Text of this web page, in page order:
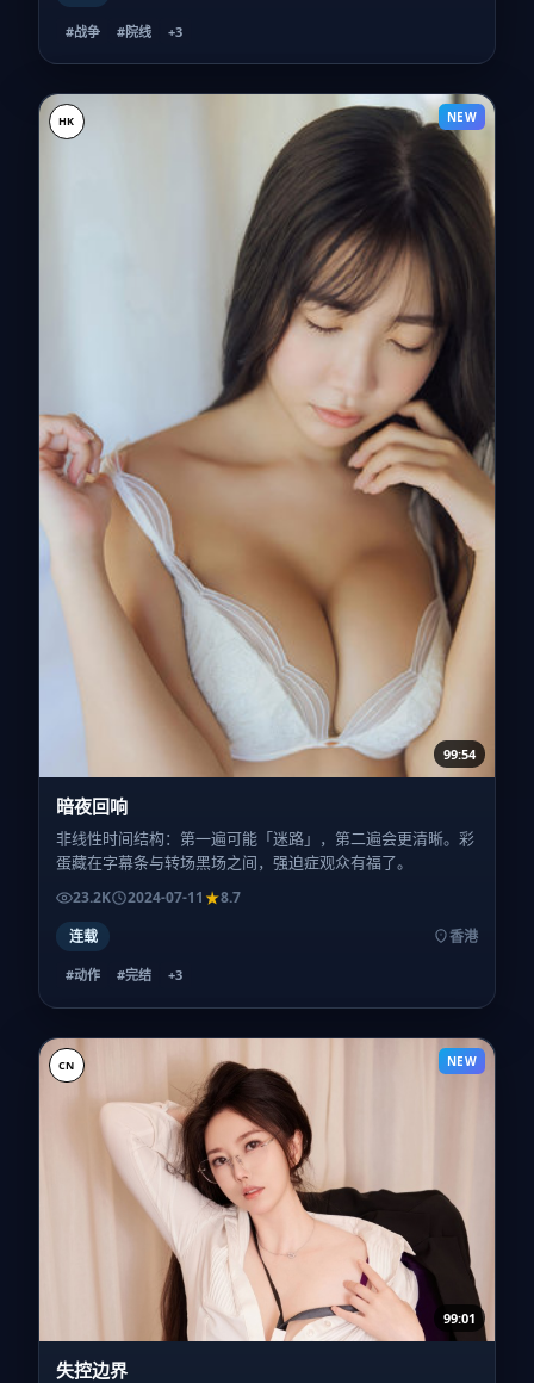
#战争 #院线 +3
HK NEW
99:54
暗夜回响
非线性时间结构：第一遍可能「迷路」，第二遍会更清晰。彩
蛋藏在字幕条与转场黑场之间，强迫症观众有福了。
23.2K 2024-07-11
8.7
连载
香港
#动作 #完结 +3
CN NEW
99:01
失控边界